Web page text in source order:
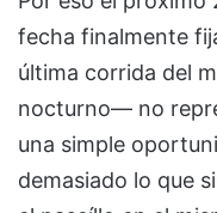
fecha finalmente
última corrida del
nocturno— no
una simple
demasiado lo que